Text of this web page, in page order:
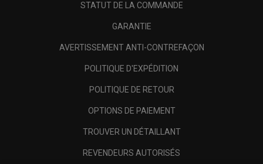
STATUT DE LA COMMANDE
GARANTIE
AVERTISSEMENT ANTI-CONTREFAÇON
POLITIQUE D'EXPÉDITION
POLITIQUE DE RETOUR
OPTIONS DE PAIEMENT
TROUVER UN DÉTAILLANT
REVENDEURS AUTORISÉS